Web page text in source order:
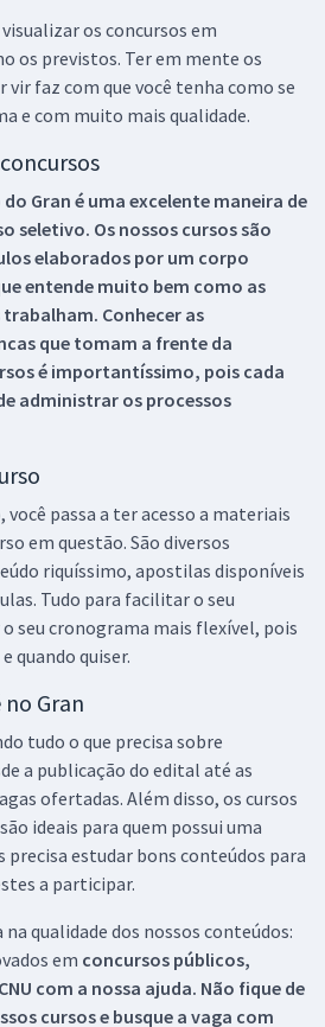
os concursos em
os previstos. Ter em mente os
vir faz com que você tenha como se
e com muito mais qualidade.
Gran é uma excelente maneira de
seletivo. Os nossos cursos são
elaborados por um corpo
entende muito bem como as
Conhecer as
que tomam a frente da
é importantíssimo, pois cada
administrar os processos
passa a ter acesso a materiais
em questão. São diversos
riquíssimo, apostilas disponíveis
Tudo para facilitar o seu
seu cronograma mais flexível, pois
quando quiser.
Gran
tudo o que precisa sobre
a publicação do edital até as
ofertadas. Além disso, os cursos
ideais para quem possui uma
estudar bons conteúdos para
a participar.
qualidade dos nossos conteúdos:
em concursos públicos,
com a nossa ajuda. Não fique de
cursos e busque a vaga com